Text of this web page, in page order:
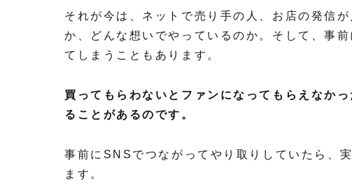
それが今は、ネットで売り手の人、お店の発信
か、どんな想いでやっているのか。そして、事
てしまうこともあります。
買ってもらわないとファンになってもらえなか
ることがあるのです。
事前にSNSでつながってやり取りしていたら、
ます。